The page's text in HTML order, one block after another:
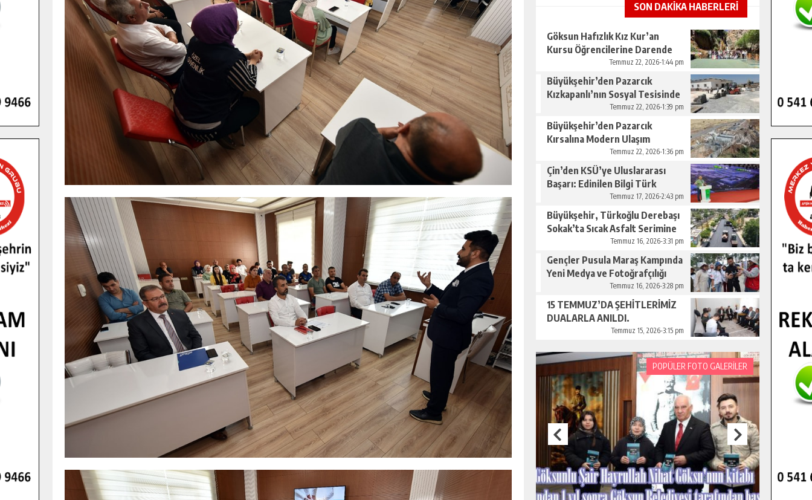
SON DAKİKA HABERLERİ
Göksun Hafızlık Kız Kur’an
Kursu Öğrencilerine Darende
Temmuz 22, 2026-1:44 pm
Büyükşehir’den Pazarcık
Kızkapanlı’nın Sosyal Tesisinde
Çevre Düzenlemesi.Temmuz 22, 2026-1:39 pm
Büyükşehir’den Pazarcık
Kırsalına Modern Ulaşım
Temmuz 22, 2026-1:36 pm
Çin’den KSÜ’ye Uluslararası
Başarı: Edinilen Bilgi Türk
Tarımına Katkı Sağlayacak.
Temmuz 17, 2026-2:43 pm
Büyükşehir, Türkoğlu Derebaşı
Sokak’ta Sıcak Asfalt Serimine
Temmuz 16, 2026-3:31 pm
Gençler Pusula Maraş Kampında
Yeni Medya ve Fotoğrafçılığı
Temmuz 16, 2026-3:28 pm
15 TEMMUZ’DA ŞEHİTLERİMİZ
DUALARLA ANILDI.
Temmuz 15, 2026-3:15 pm
POPÜLER FOTO GALERİLER